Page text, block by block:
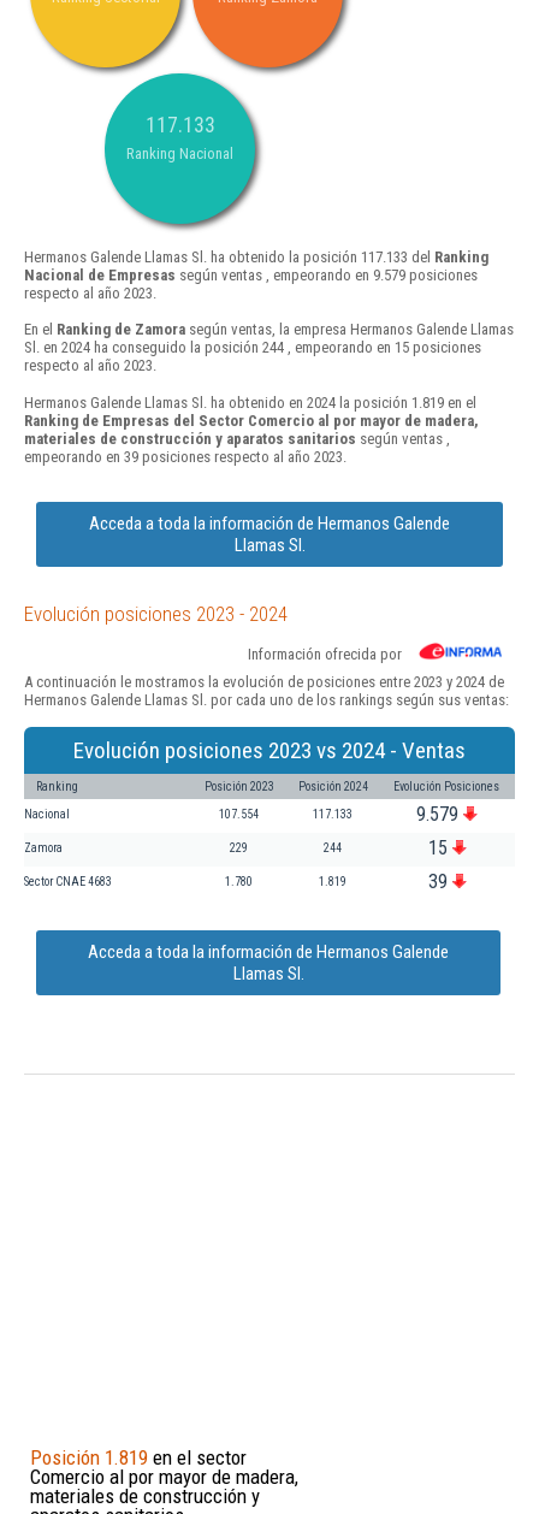
117.133
Ranking Nacional
Hermanos Galende Llamas Sl. ha obtenido la posición 117.133 del Ranking
Nacional de Empresas según ventas , empeorando en 9.579 posiciones
respecto al año 2023.
En el Ranking de Zamora según ventas, la empresa Hermanos Galende Llamas
Sl. en 2024 ha conseguido la posición 244 , empeorando en 15 posiciones
respecto al año 2023.
Hermanos Galende Llamas Sl. ha obtenido en 2024 la posición 1.819 en el
Ranking de Empresas del Sector Comercio al por mayor de madera,
materiales de construcción y aparatos sanitarios según ventas ,
empeorando en 39 posiciones respecto al año 2023.
Acceda a toda la información de Hermanos Galende
Llamas Sl.
Evolución posiciones 2023 - 2024
Información ofrecida por
A continuación le mostramos la evolución de posiciones entre 2023 y 2024 de
Hermanos Galende Llamas Sl. por cada uno de los rankings según sus ventas:
Evolución posiciones 2023 vs 2024 - Ventas
Ranking Posición 2023 Posición 2024 Evolución Posiciones
Nacional 107.554 117.133 9.579
Zamora 229 244 15
Sector CNAE 4683 1.780 1.819 39
Acceda a toda la información de Hermanos Galende
Llamas Sl.
Posición 1.819 en el sector
Comercio al por mayor de madera,
materiales de construcción y